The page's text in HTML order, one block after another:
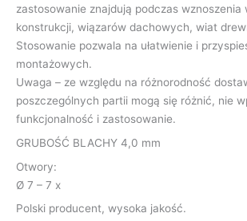
zastosowanie znajdują podczas wznoszenia
konstrukcji, wiązarów dachowych, wiat
Stosowanie pozwala na ułatwienie i
montażowych.
Uwaga – ze względu na różnorodność
poszczególnych partii mogą się różnić, nie
funkcjonalność i zastosowanie.
GRUBOŚĆ BLACHY 4,0 mm
Otwory:
Ø 7 – 7 x
Polski producent, wysoka jakość.